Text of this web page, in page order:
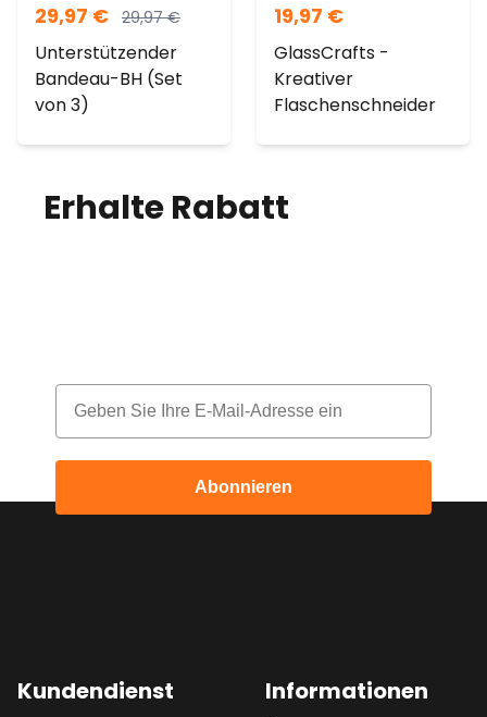
29,97 € 29,97€
Unterstützender
Bandeau-BH (Set
von 3)
19,97 €
GlassCrafts -
Kreativer
Flaschenschneider
Erhalte Rabatt
Email
Abonnieren
Kundendienst Informationen